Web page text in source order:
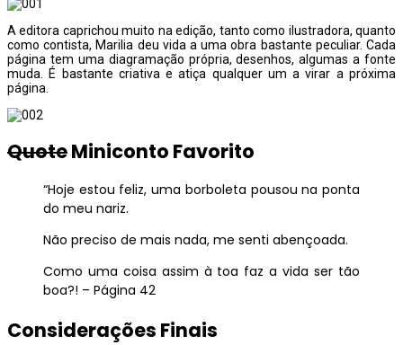
A editora caprichou muito na edição, tanto como ilustradora, quanto
como contista, Marilia deu vida a uma obra bastante peculiar. Cada
página tem uma diagramação própria, desenhos, algumas a fonte
muda. É bastante criativa e atiça qualquer um a virar a próxima
página.
QuoteMiniconto Favorito
“Hoje estou feliz, uma borboleta pousou na ponta
do meu nariz.
Não preciso de mais nada, me senti abençoada.
Como uma coisa assim à toa faz a vida ser tão
boa?! – Página 42
Considerações Finais